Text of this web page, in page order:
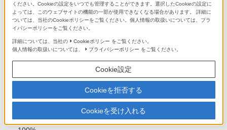
2,359,296 ドット
明るさ調節機能
オート、マニュアル（5段階）
ください。Cookieの設定をいつでも管理することができます。選択したCookieの設定に
よっては、このウェブサイトの機能の一部が使用できなくなる場合があります。 詳細に
ついては、当社のCookieポリシーをご覧ください。個人情報の取扱いについては、プラ
イバシーポリシーをご覧ください。
詳細については、当社の Cookieポリシー をご覧ください。
個人情報の取扱いについては、
プライバシーポリシー をご覧ください。
Cookie設定
Cookieを拒否する
Cookieを受け入れる